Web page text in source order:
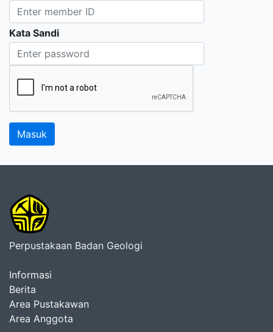
Kata Sandi
Perpustakaan Badan Geologi
Informasi
Berita
Area Pustakawan
Area Anggota